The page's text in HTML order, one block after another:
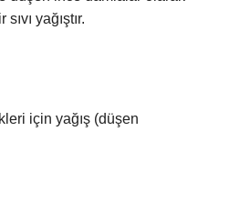
yağıştır.
için yağış (düşen